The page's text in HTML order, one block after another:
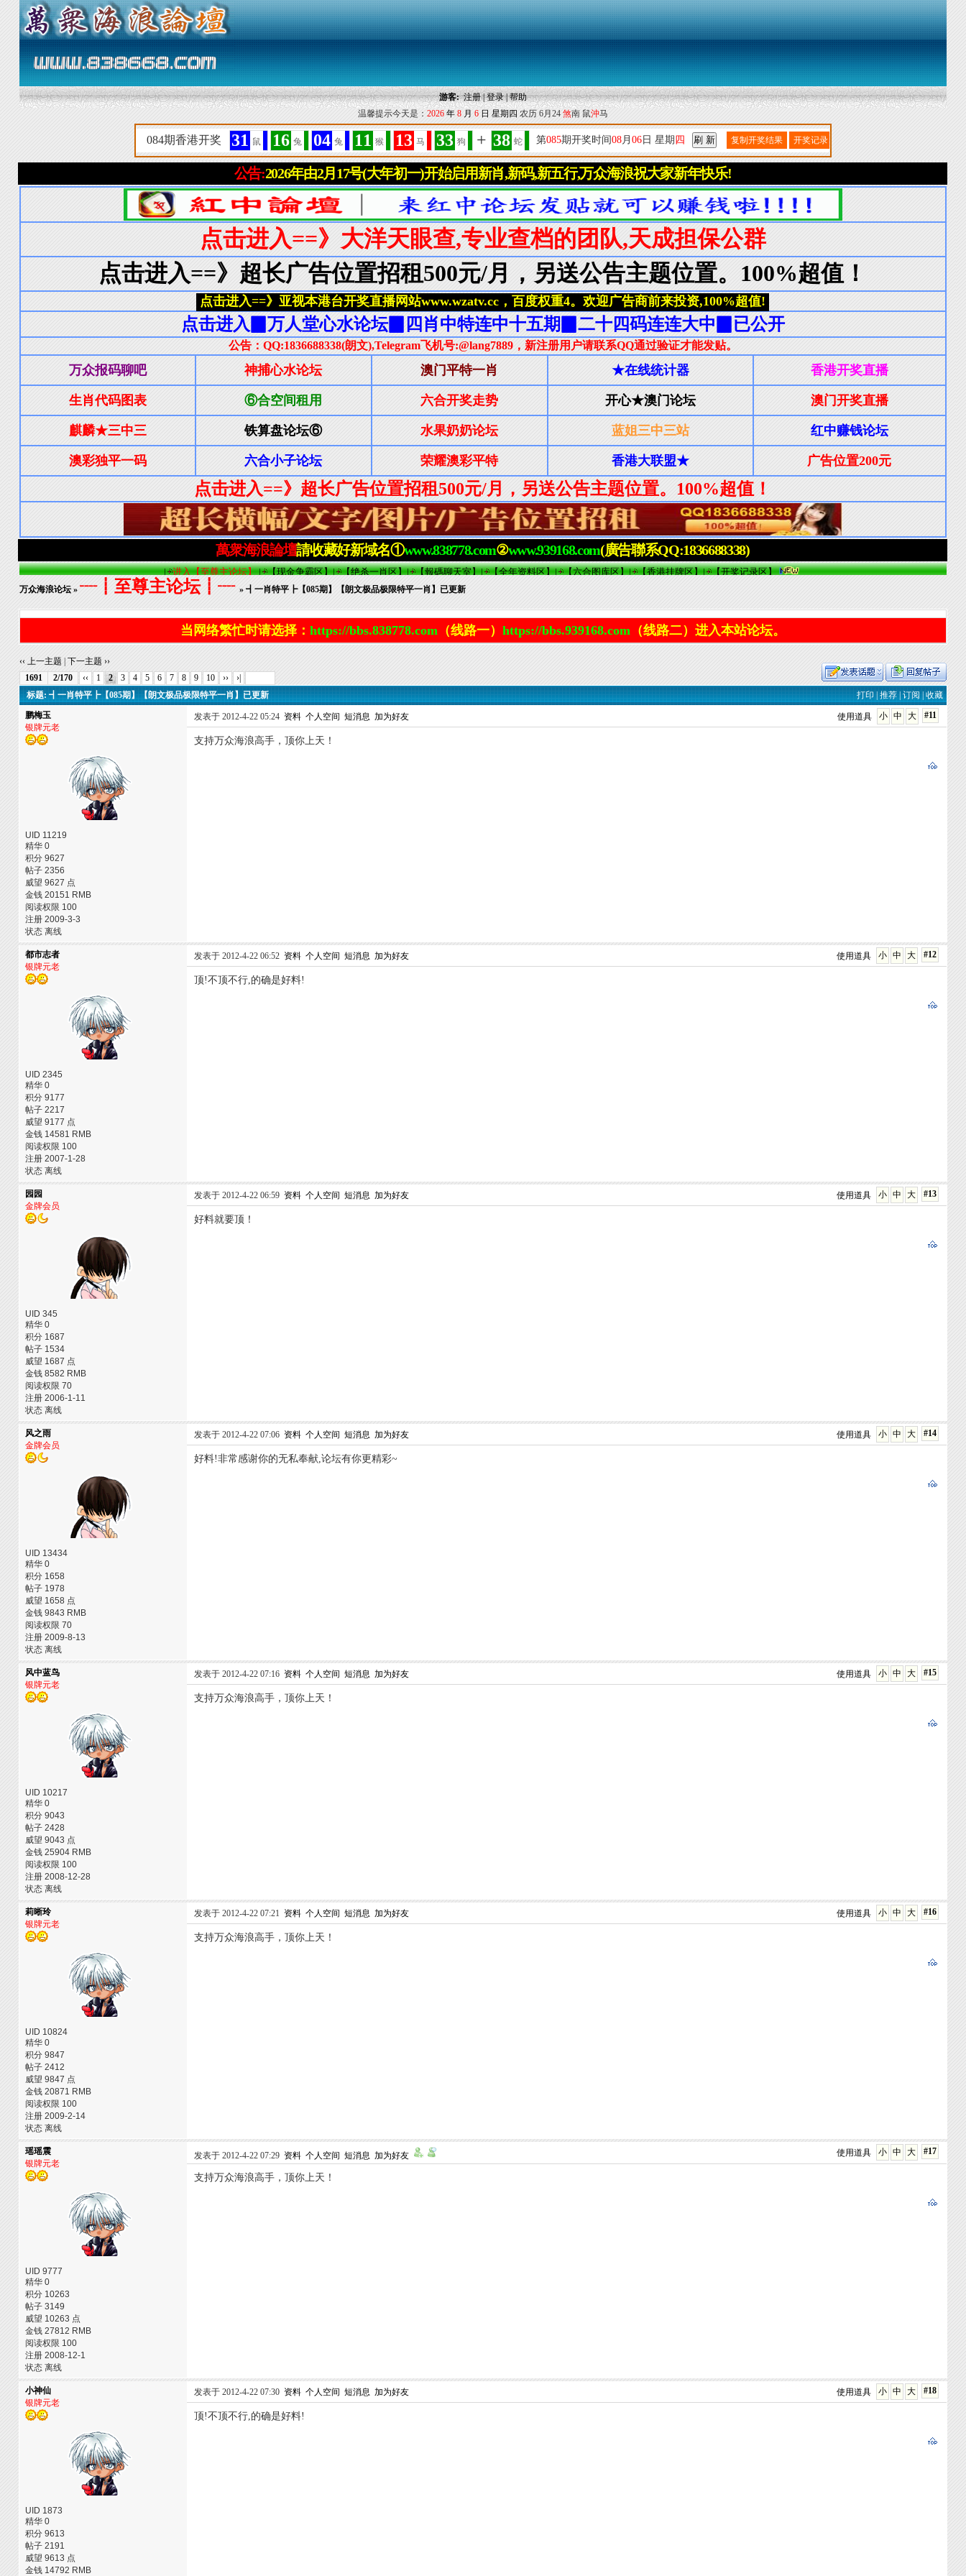
游客:注册|登录|帮助
温馨提示今天是： 2026年 8月 6日 星期四 农历 6月24 煞南 鼠沖马
万众海浪论坛» ┈┋至尊主论坛┋┈ » ┫一肖特平┣【085期】【朗文极品极限特平一肖】已更新
当网络繁忙时请选择： https://bbs.838778.com（线路一） https://bbs.939168.com（线路二）进入本站论坛。
‹‹ 上一主题
下一主题 ››
1691
2/170 ‹‹ 1 2 3 4 5 6 7 8 9 10 ››
›|
打印
推荐| 订阅 收藏
标题: ┫一肖特平┣【085期】【朗文极品极限特平一肖】已更新
鹏梅玉
银牌元老
UID 11219
精华 0
积分 9627
帖子 2356
威望 9627 点
金钱 20151 RMB
阅读权限 100
注册 2009-3-3
状态 离线
#11
大
中
小
使用道具
发表于 2012-4-22 05:24 资料 个人空间 短消息 加为好友
支持万众海浪高手，顶你上天！
都市志者
银牌元老
UID 2345
精华 0
积分 9177
帖子 2217
威望 9177 点
金钱 14581 RMB
阅读权限 100
注册 2007-1-28
状态 离线
#12
大
中
小
使用道具
发表于 2012-4-22 06:52 资料 个人空间 短消息 加为好友
顶!不顶不行,的确是好料!
园园
金牌会员
UID 345
精华 0
积分 1687
帖子 1534
威望 1687 点
金钱 8582 RMB
阅读权限 70
注册 2006-1-11
状态 离线
#13
大
中
小
使用道具
发表于 2012-4-22 06:59 资料 个人空间 短消息 加为好友
好料就要顶！
风之雨
金牌会员
UID 13434
精华 0
积分 1658
帖子 1978
威望 1658 点
金钱 9843 RMB
阅读权限 70
注册 2009-8-13
状态 离线
#14
大
中
小
使用道具
发表于 2012-4-22 07:06 资料 个人空间 短消息 加为好友
好料!非常感谢你的无私奉献,论坛有你更精彩~
风中蓝鸟
银牌元老
UID 10217
精华 0
积分 9043
帖子 2428
威望 9043 点
金钱 25904 RMB
阅读权限 100
注册 2008-12-28
状态 离线
#15
大
中
小
使用道具
发表于 2012-4-22 07:16 资料 个人空间 短消息 加为好友
支持万众海浪高手，顶你上天！
莉晰玲
银牌元老
UID 10824
精华 0
积分 9847
帖子 2412
威望 9847 点
金钱 20871 RMB
阅读权限 100
注册 2009-2-14
状态 离线
#16
大
中
小
使用道具
发表于 2012-4-22 07:21 资料 个人空间 短消息 加为好友
支持万众海浪高手，顶你上天！
瑶瑶震
银牌元老
UID 9777
精华 0
积分 10263
帖子 3149
威望 10263 点
金钱 27812 RMB
阅读权限 100
注册 2008-12-1
状态 离线
#17
大
中
小
使用道具
发表于 2012-4-22 07:29 资料 个人空间 短消息 加为好友
支持万众海浪高手，顶你上天！
小神仙
银牌元老
UID 1873
精华 0
积分 9613
帖子 2191
威望 9613 点
金钱 14792 RMB
#18
大
中
小
使用道具
发表于 2012-4-22 07:30 资料 个人空间 短消息 加为好友
顶!不顶不行,的确是好料!